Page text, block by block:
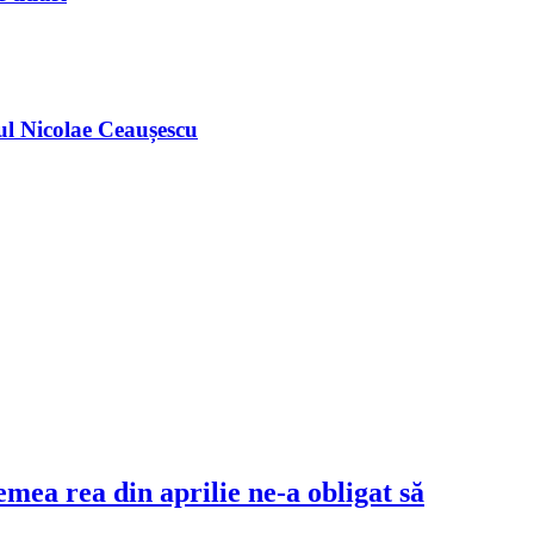
Ceaușescu
rea din aprilie ne-a obligat să